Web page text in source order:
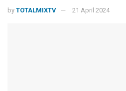
by TOTALMIXTV 21 April 2024